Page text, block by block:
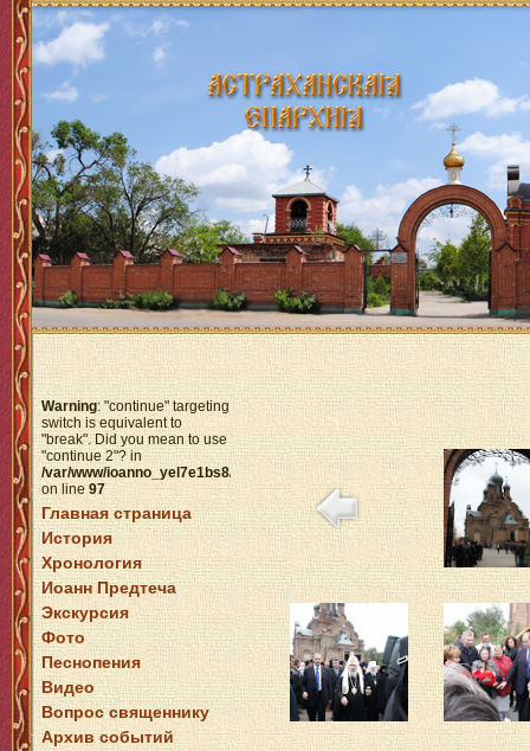
Warning: "continue" targeting
switch is equivalent to
"break". Did you mean to use
"continue 2"? in
/var/www/ioanno_yel7e1bs8/data/www/httpdocs/modules/mod_menu/
on line 97
Главная страница
История
Хронология
Иоанн Предтеча
Экскурсия
Фото
Песнопения
Видео
Вопрос священнику
Архив событий